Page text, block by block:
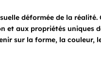
déformée de la
aux propriétés uniques
sur la forme, la couleur,